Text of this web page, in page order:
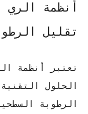
أنظمة
تقليل
تعتبر أنظمة
الحلول
الرطوبة